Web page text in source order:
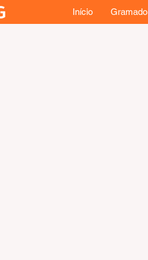
Início Gramado